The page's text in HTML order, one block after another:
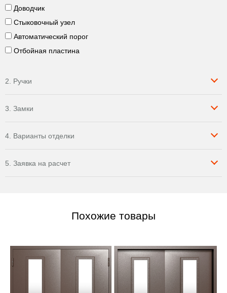
Доводчик
Стыковочный узел
Автоматический порог
Отбойная пластина
2. Ручки
3. Замки
4. Варианты отделки
5. Заявка на расчет
Похожие товары